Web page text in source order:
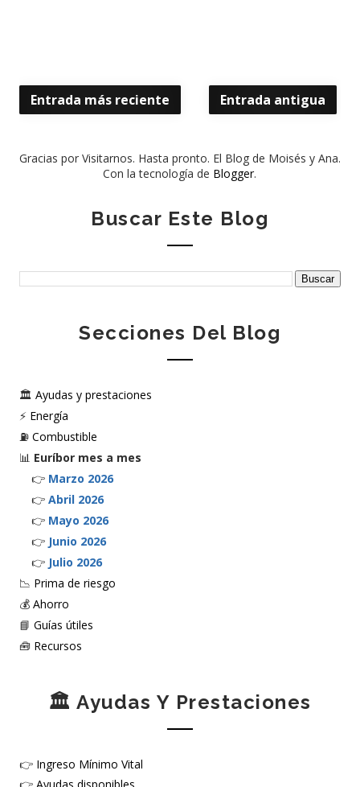
Entrada más reciente Entrada antigua
Gracias por Visitarnos. Hasta pronto. El Blog de Moisés y Ana.
Con la tecnología de Blogger.
Buscar Este Blog
Secciones Del Blog
🏛️ Ayudas y prestaciones
⚡ Energía
⛽ Combustible
📊 Euríbor mes a mes
👉 Marzo 2026
👉 Abril 2026
👉 Mayo 2026
👉 Junio 2026
👉 Julio 2026
📉 Prima de riesgo
💰 Ahorro
📘 Guías útiles
🧰 Recursos
🏛️ Ayudas Y Prestaciones
👉 Ingreso Mínimo Vital